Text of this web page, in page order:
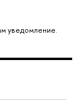
уведомление.